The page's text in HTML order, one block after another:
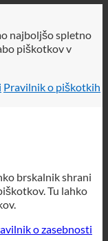
brskalnik shrani
Tu lahko
mesta in jih v
mestu
piškotke: